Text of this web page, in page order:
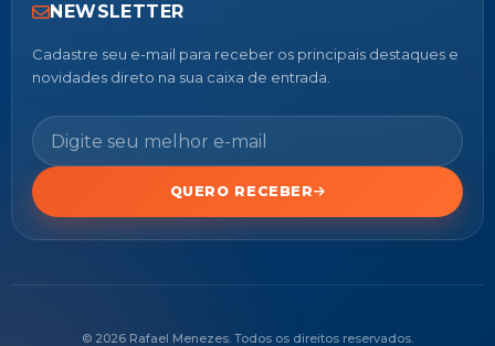
NEWSLETTER
Cadastre seu e-mail para receber os principais destaques e
novidades direto na sua caixa de entrada.
QUERO RECEBER
© 2026 Rafael Menezes. Todos os direitos reservados.